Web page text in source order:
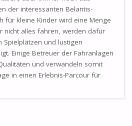
der interessanten Belantis-
für kleine Kinder wird eine Menge
nicht alles fahren, werden dafür
und lustigen
Einige Betreuer der Fahranlagen
und verwandeln somit
in einen Erlebnis-Parcour für